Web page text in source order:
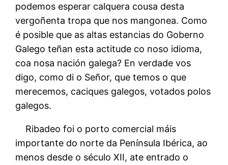
podemos esperar calquera cousa desta
vergoñenta tropa que nos mangonea. Como
é posible que as altas estancias do Goberno
Galego teñan esta actitude co noso idioma,
coa nosa nación galega? En verdade vos
digo, como di o Señor, que temos o que
merecemos, caciques galegos, votados polos
galegos.
Ribadeo foi o porto comercial máis
importante do norte da Península Ibérica, ao
menos desde o século XII, ate entrado o